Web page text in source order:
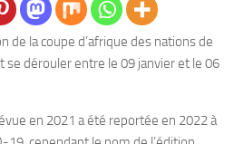
de la coupe d’afrique des nations de
dérouler entre le 09 janvier et le 06
en 2021 a été reportée en 2022 à